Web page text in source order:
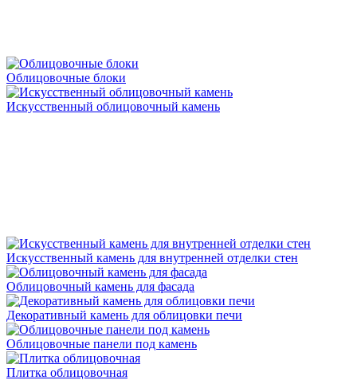
Облицовочные блоки
Искусственный облицовочный камень
Искусственный камень для внутренней отделки стен
Облицовочный камень для фасада
Декоративный камень для облицовки печи
Облицовочные панели под камень
Плитка облицовочная